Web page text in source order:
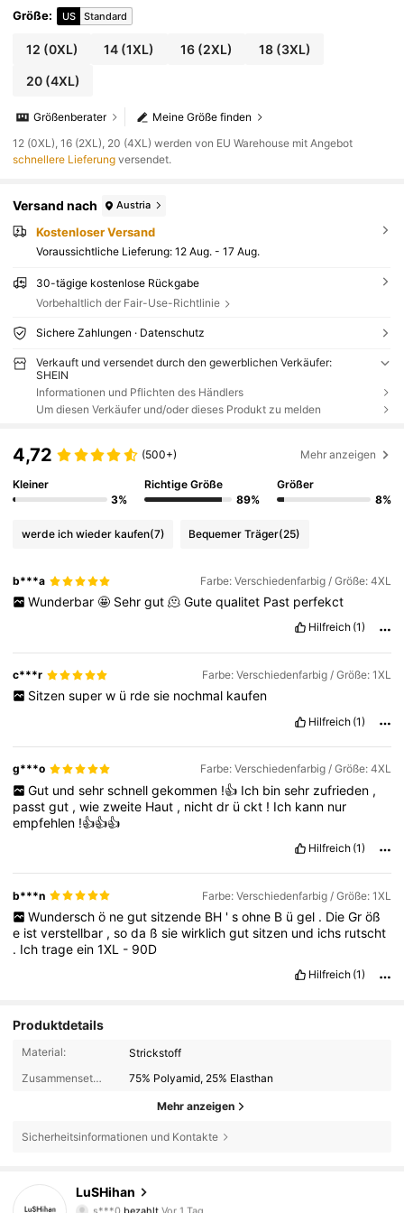
Größe: US Standard
12 (0XL) 14 (1XL) 16(2XL) 18(3XL)
20(4XL)
Meine Größe finden
Größenberater
​12 (0XL), 16 (2XL), 20 (4XL) werden von EU Warehouse mit Angebot
schnellere Lieferung versendet.
Versand nach Austria
Kostenloser Versand
Voraussichtliche Lieferung: 12 Aug. - 17 Aug.
30-tägige kostenlose Rückgabe
Vorbehaltlich der Fair-Use-Richtlinie
Sichere Zahlungen · Datenschutz
Verkauft und versendet durch den gewerblichen Verkäufer:
SHEIN
Informationen und Pflichten des Händlers
Um diesen Verkäufer und/oder dieses Produkt zu melden
4,72 (500+) Mehr anzeigen
Kleiner
3%
Richtige Größe
89%
Größer
8%
werde ich wieder kaufen(7) Bequemer Träger(25)
b***a Farbe: Verschiedenfarbig / Größe: 4XL
Wunderbar 🤩 Sehr gut 🫠 Gute qualitet Past perfekct
Hilfreich (1)
c***r Farbe: Verschiedenfarbig / Größe: 1XL
Sitzen super w ü rde sie nochmal kaufen
Hilfreich (1)
g***o Farbe: Verschiedenfarbig / Größe: 4XL
Gut und sehr schnell gekommen !👍 Ich bin sehr zufrieden ,
passtgut ,wie zweite Haut , nichtdr ückt ! Ich kann nur
empfehlen !👍👍👍
Hilfreich (1)
b***n Farbe: Verschiedenfarbig / Größe: 1XL
Wundersch ö ne gut sitzende BH ' s ohne B ü gel . Die Gr öß
e istverstellbar ,soda ßsiewirklichgutsitzen und ichs rutscht
. Ichtrageein1XL - 90D
Hilfreich (1)
Produktdetails
Material:
Strickstoff
Zusammensetzung:
75% Polyamid, 25% Elasthan
Mehr anzeigen
Sicherheitsinformationen und Kontakte
LuSHihan
4,82
550 Follower
s***0bezahlt